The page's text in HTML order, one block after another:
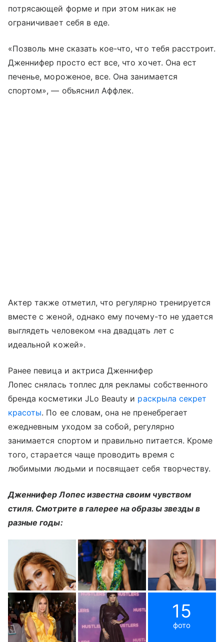
потрясающей форме и при этом никак не
ограничивает себя в еде.
«Позволь мне сказать кое-что, что тебя расстроит.
Дженнифер просто ест все, что хочет. Она ест
печенье, мороженое, все. Она занимается
спортом», — объяснил Аффлек.
Актер также отметил, что регулярно тренируется
вместе с женой, однако ему почему-то не удается
выглядеть человеком «на двадцать лет с
идеальной кожей».
Ранее певица и актриса Дженнифер
Лопес снялась топлес для рекламы собственного
бренда косметики JLo Beauty и раскрыла секрет
красоты. По ее словам, она не пренебрегает
ежедневным уходом за собой, регулярно
занимается спортом и правильно питается. Кроме
того, старается чаще проводить время с
любимыми людьми и посвящает себя творчеству.
Дженнифер Лопес известна своим чувством
стиля. Смотрите в галерее на образы звезды в
разные годы:
15
фото